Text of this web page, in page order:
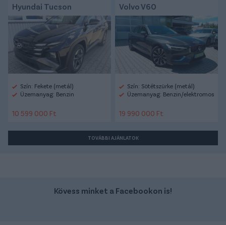
Hyundai Tucson
Szín: Fekete (metál)
Üzemanyag: Benzin
10 599 000 Ft
Volvo V60
Szín: Sötétszürke (metál)
Üzemanyag: Benzin/elektromos
19 990 000 Ft
TOVÁBBI AJÁNLATOK
Kövess minket a Facebookon is!